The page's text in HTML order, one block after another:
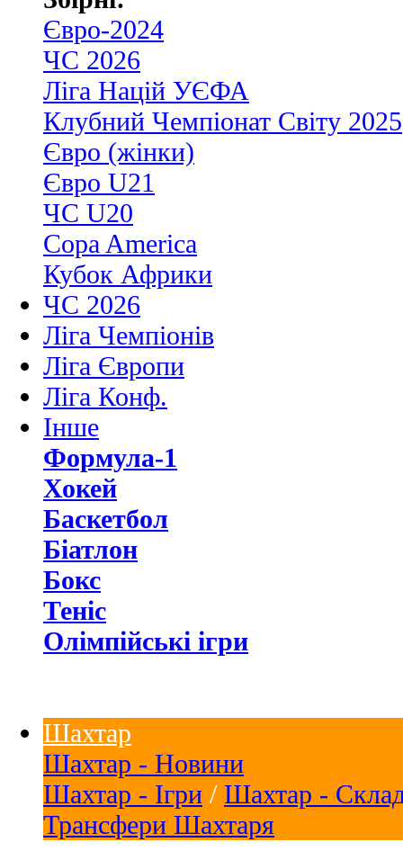
Євро-2024
ЧС 2026
Ліга Націй УЄФА
Клубний Чемпіонат Світу 2025
Євро (жінки)
Євро U21
ЧС U20
Copa America
Кубок Африки
ЧС 2026
Ліга Чемпіонів
Ліга Європи
Ліга Конф.
Інше
Формула-1
Хокей
Баскетбол
Біатлон
Бокс
Теніс
Олімпійські ігри
Шахтар
Шахтар - Новини
Шахтар - Ігри / Шахтар -
Трансфери Шахтаря